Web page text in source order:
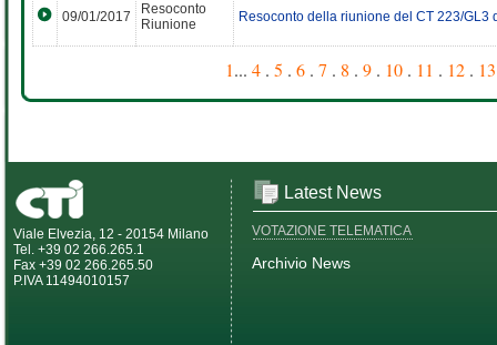
09/01/2017
Resoconto
Riunione
Resoconto della riunione del CT 223/GL3
1... 4 . 5 . 6 . 7 . 8 . 9 . 10 . 11 . 12 . 13
Viale Elvezia, 12 - 20154 Milano
Tel. +39 02 266.265.1
Fax +39 02 266.265.50
P.IVA 11494010157
Latest News
VOTAZIONE TELEMATICA
Archivio News